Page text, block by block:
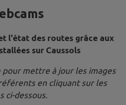
l'état des routes grâce aux
sur Caussols
mettre à jour les images
en cliquant sur les
ci-dessous.